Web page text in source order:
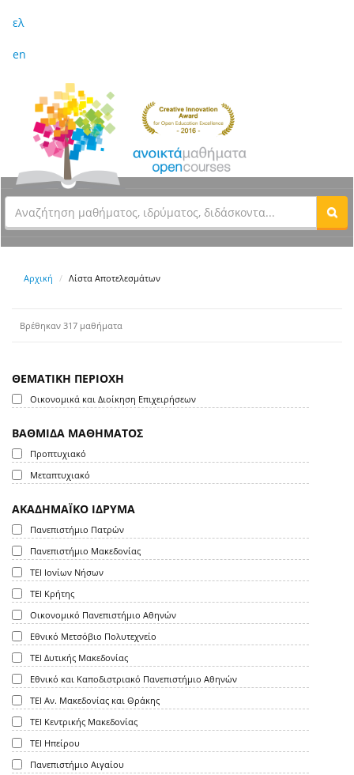
ελ
en
Αρχική Λίστα Αποτελεσμάτων
Βρέθηκαν 317 μαθήματα
ΘΕΜΑΤΙΚΗ ΠΕΡΙΟΧΗ
Οικονομικά και Διοίκηση Επιχειρήσεων
ΒΑΘΜΙΔΑ ΜΑΘΗΜΑΤΟΣ
Προπτυχιακό
Μεταπτυχιακό
ΑΚΑΔΗΜΑΪΚΟ ΙΔΡΥΜΑ
Πανεπιστήμιο Πατρών
Πανεπιστήμιο Μακεδονίας
ΤΕΙ Ιονίων Νήσων
ΤΕΙ Κρήτης
Οικονομικό Πανεπιστήμιο Αθηνών
Εθνικό Μετσόβιο Πολυτεχνείο
ΤΕΙ Δυτικής Μακεδονίας
Εθνικό και Καποδιστριακό Πανεπιστήμιο Αθηνών
ΤΕΙ Αν. Μακεδονίας και Θράκης
ΤΕΙ Κεντρικής Μακεδονίας
ΤΕΙ Ηπείρου
Πανεπιστήμιο Αιγαίου